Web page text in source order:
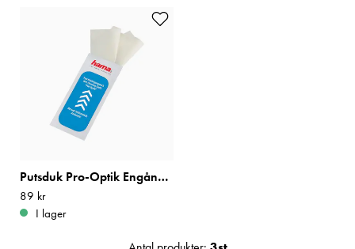
Putsduk Pro-Optik Engångsdukar 10st
Pris :89 kr
89 kr
I lager